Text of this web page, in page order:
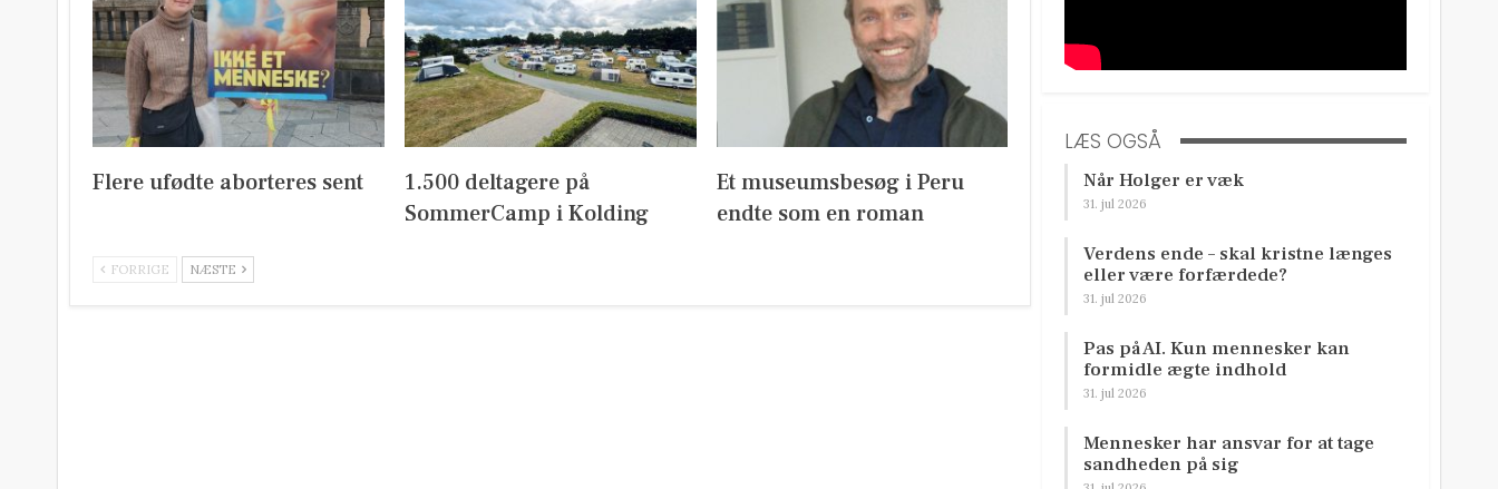
Flere ufødte aborteres sent
1.500 deltagere på
SommerCamp i Kolding
Et museumsbesøg i Peru
endte som en roman
FORRIGE NÆSTE
LÆS OGSÅ
Når Holger er væk
31. jul 2026
Verdens ende – skal kristne længes
eller være forfærdede?
31. jul 2026
Pas på AI. Kun mennesker kan
formidle ægte indhold
31. jul 2026
Mennesker har ansvar for at tage
sandheden på sig